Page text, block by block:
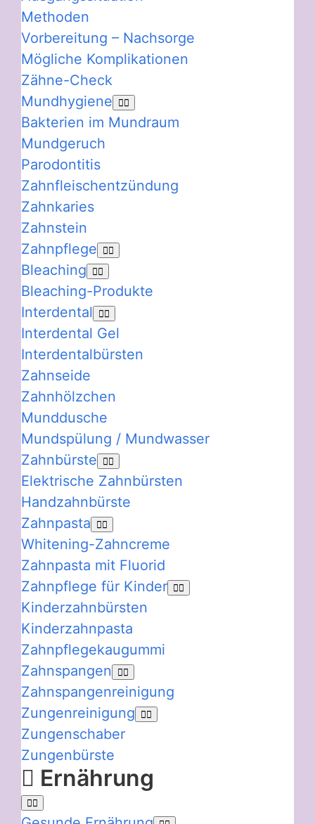
Methoden
Vorbereitung – Nachsorge
Mögliche Komplikationen
Zähne-Check
Mundhygiene
Bakterien im Mundraum
Mundgeruch
Parodontitis
Zahnfleischentzündung
Zahnkaries
Zahnstein
Zahnpflege
Bleaching
Bleaching-Produkte
Interdental
Interdental Gel
Interdentalbürsten
Zahnseide
Zahnhölzchen
Munddusche
Mundspülung / Mundwasser
Zahnbürste
Elektrische Zahnbürsten
Handzahnbürste
Zahnpasta
Whitening-Zahncreme
Zahnpasta mit Fluorid
Zahnpflege für Kinder
Kinderzahnbürsten
Kinderzahnpasta
Zahnpflegekaugummi
Zahnspangen
Zahnspangenreinigung
Zungenreinigung
Zungenschaber
Zungenbürste
Ernährung